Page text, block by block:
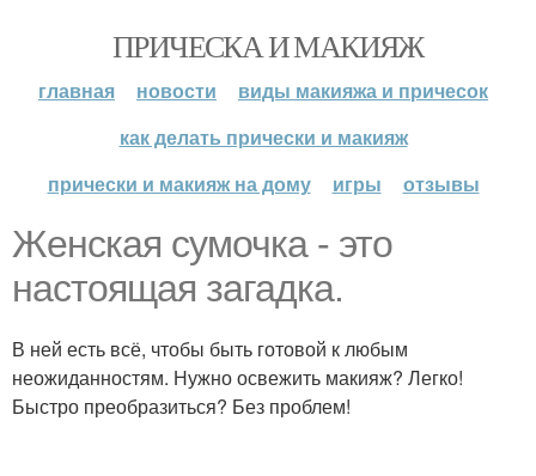
ПРИЧЕСКА И МАКИЯЖ
главная новости
виды макияжа и причесок
как делать прически и макияж
прически и макияж на дому
игры отзывы
Женская сумочка - это
настоящая загадка.
В ней есть всё, чтобы быть готовой к любым
неожиданностям. Нужно освежить макияж? Легко!
Быстро преобразиться? Без проблем!